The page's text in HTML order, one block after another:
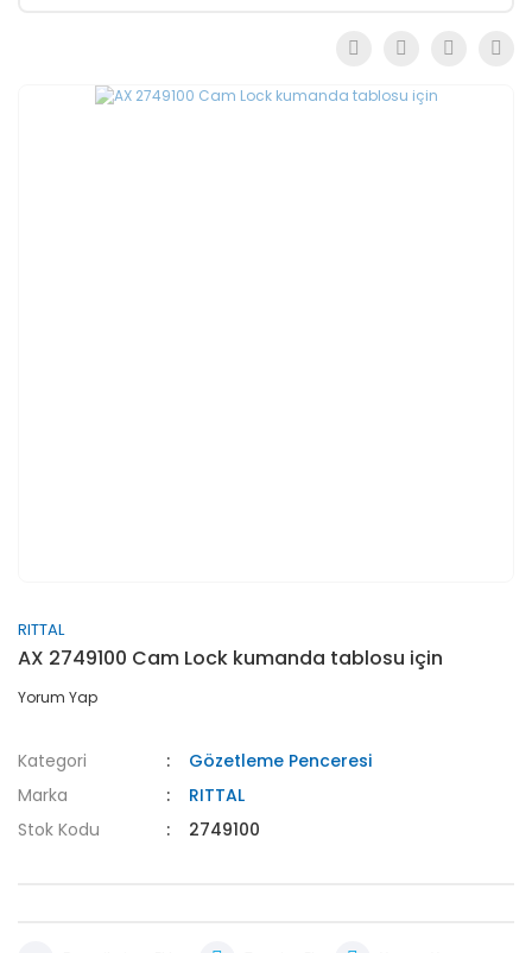
RITTAL
AX 2749100 Cam Lock kumanda tablosu için
Yorum Yap
Kategori
Gözetleme Penceresi
Marka
RITTAL
Stok Kodu
2749100